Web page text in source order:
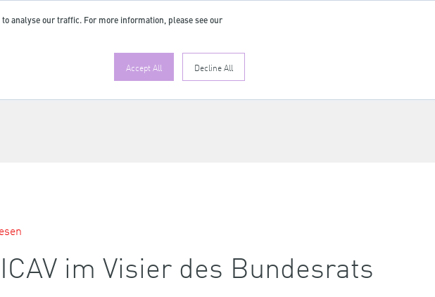
analyse our traffic. For more information, please see our
Accept All Decline All
im Visier des Bundesrats